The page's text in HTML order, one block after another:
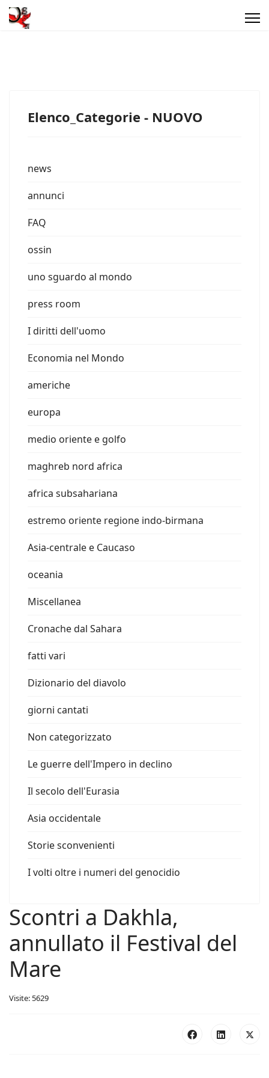
Elenco_Categorie - NUOVO
news
annunci
FAQ
ossin
uno sguardo al mondo
press room
I diritti dell'uomo
Economia nel Mondo
americhe
europa
medio oriente e golfo
maghreb nord africa
africa subsahariana
estremo oriente regione indo-birmana
Asia-centrale e Caucaso
oceania
Miscellanea
Cronache dal Sahara
fatti vari
Dizionario del diavolo
giorni cantati
Non categorizzato
Le guerre dell'Impero in declino
Il secolo dell'Eurasia
Asia occidentale
Storie sconvenienti
I volti oltre i numeri del genocidio
Scontri a Dakhla,
annullato il Festival del
Mare
Visite: 5629